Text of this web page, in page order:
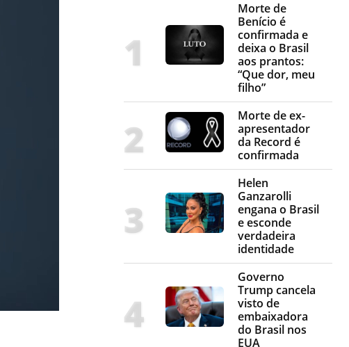
Morte de
Benício é
confirmada e
deixa o Brasil
aos prantos:
“Que dor, meu
filho”
Morte de ex-
apresentador
da Record é
confirmada
Helen
Ganzarolli
engana o Brasil
e esconde
verdadeira
identidade
Governo
Trump cancela
visto de
embaixadora
do Brasil nos
EUA